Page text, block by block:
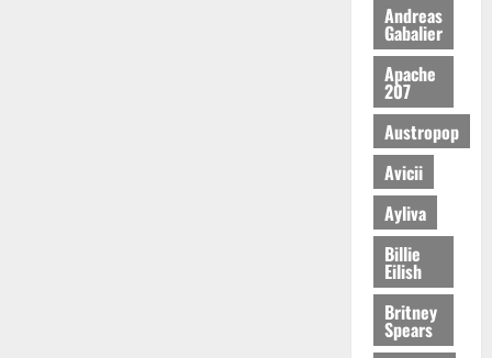
Andreas
Gabalier
Apache
207
Austropop
Avicii
Ayliva
Billie
Eilish
Britney
Spears